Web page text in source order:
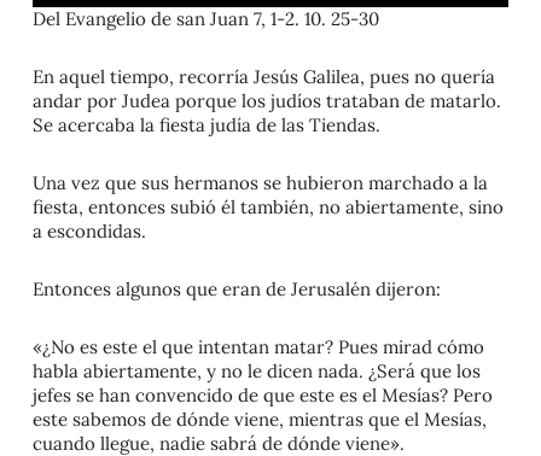
audio
Del Evangelio de san Juan 7, 1-2. 10. 25-30
En aquel tiempo, recorría Jesús Galilea, pues no quería
andar por Judea porque los judíos trataban de matarlo.
Se acercaba la fiesta judía de las Tiendas.
Una vez que sus hermanos se hubieron marchado a la
fiesta, entonces subió él también, no abiertamente, sino
a escondidas.
Entonces algunos que eran de Jerusalén dijeron:
«¿No es este el que intentan matar? Pues mirad cómo
habla abiertamente, y no le dicen nada. ¿Será que los
jefes se han convencido de que este es el Mesías? Pero
este sabemos de dónde viene, mientras que el Mesías,
cuando llegue, nadie sabrá de dónde viene».